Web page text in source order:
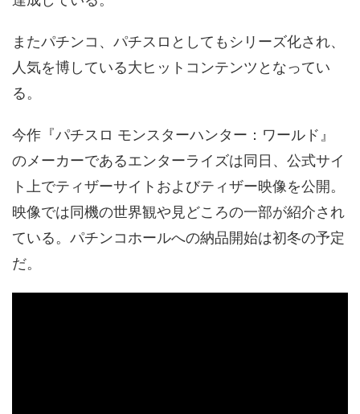
またパチンコ、パチスロとしてもシリーズ化され、
人気を博している大ヒットコンテンツとなってい
る。
今作『パチスロ モンスターハンター：ワールド』
のメーカーであるエンターライズは同日、公式サイ
ト上でティザーサイトおよびティザー映像を公開。
映像では同機の世界観や見どころの一部が紹介され
ている。パチンコホールへの納品開始は初冬の予定
だ。